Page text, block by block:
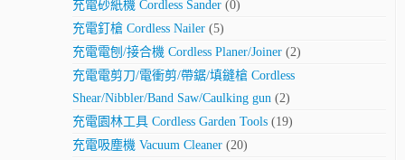
充電砂紙機 Cordless Sander (0)
充電釘槍 Cordless Nailer (5)
充電電刨/接合機 Cordless Planer/Joiner (2)
充電電剪刀/電衝剪/帶鋸/填鏠槍 Cordless
Shear/Nibbler/Band Saw/Caulking gun (2)
充電園林工具 Cordless Garden Tools (19)
充電吸塵機 Vacuum Cleaner (20)